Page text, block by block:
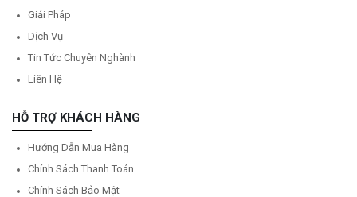
Giải Pháp
Dịch Vụ
Tin Tức Chuyên Nghành
Liên Hệ
HỖ TRỢ KHÁCH HÀNG
Hướng Dẫn Mua Hàng
Chính Sách Thanh Toán
Chính Sách Bảo Mật